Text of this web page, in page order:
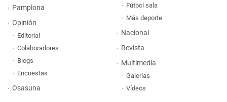
Pamplona
Opinión
Editorial
Colaboradores
Blogs
Encuestas
Osasuna
Fútbol sala
Más deporte
Nacional
Revista
Multimedia
Galerías
Vídeos